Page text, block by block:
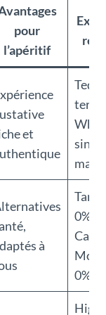
pour
l’apéritif
et
single
malt
à
0%,
0%
High